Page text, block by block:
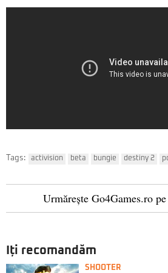
Tags: activision beta bungie destiny 2
Urmărește Go4Games.ro pe
Iți recomandăm
SHOOTER